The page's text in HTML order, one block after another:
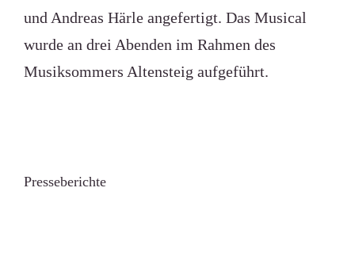
und Andreas Härle angefertigt. Das Musical
wurde an drei Abenden im Rahmen des
Musiksommers Altensteig aufgeführt.
Presseberichte